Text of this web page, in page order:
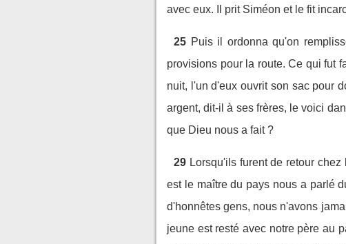
avec eux. Il prit Siméon et le fit
25 Puis il ordonna qu'on
provisions pour la route. Ce qui fut
nuit, l'un d'eux ouvrit son sac pour
argent, dit-il à ses frères, le voici
que Dieu nous a fait ?
29 Lorsqu'ils furent de retour
est le maître du pays nous a parlé
d'honnêtes gens, nous n'avons
jeune est resté avec notre père au